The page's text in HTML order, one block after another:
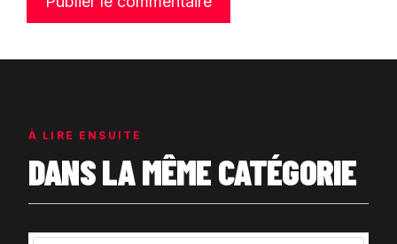
À LIRE ENSUITE
DANS LA MÊME CATÉGORIE